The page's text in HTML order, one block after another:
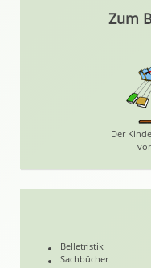
Zum
Der
Belletristik
Sachbücher